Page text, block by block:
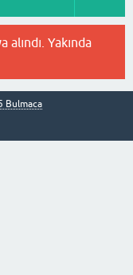
alındı. Yakında
Bulmaca